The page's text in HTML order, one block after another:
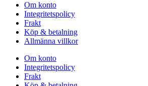
Om konto
Integritetspolicy
Frakt
Köp & betalning
Allmänna villkor
Om konto
Integritetspolicy
Frakt